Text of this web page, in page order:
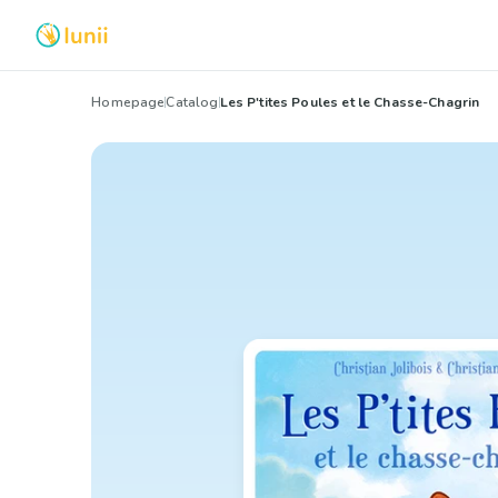
HomepageCatalogLes P'tites Poules et le Chasse-Chagrin